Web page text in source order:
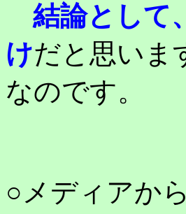
結論として
けだと思いま
なのです。
○メディアか